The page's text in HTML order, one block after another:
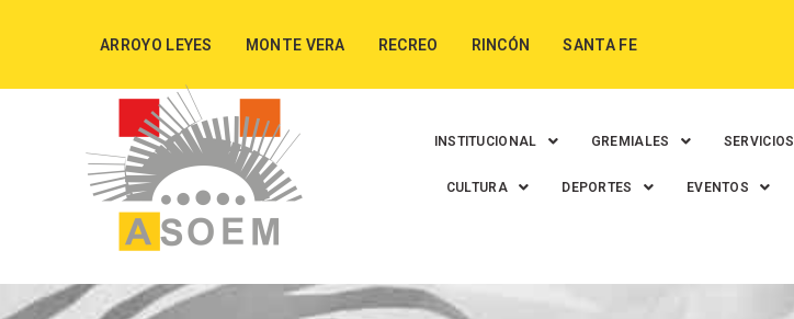
ARROYO LEYES MONTE VERA RECREO RINCÓN SANTA FE
INSTITUCIONAL GREMIALES SERVICIOS
CULTURA DEPORTES EVENTOS